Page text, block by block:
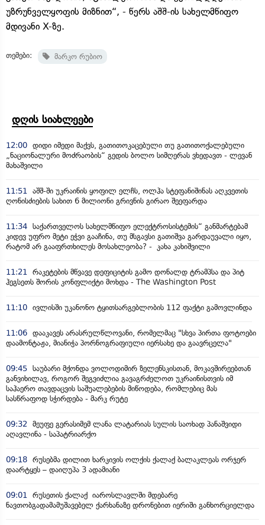
უზრუნველყოფის მიზნით“, - წერს აშშ-ის სახელმწიფო
მდივანი X-ზე.
თემები: მარკო რუბიო
დღის სიახლეები
12:00 დიდი იმედი მაქვს, გათითოკაცებული თუ გათითოქალებული
„ნაციონალური მოძრაობის“ გედის ბოლო სიმღერას ვხედავთ - ლევან
მახაშვილი
11:51
აშშ-ში უკრაინის ყოფილ ელჩს, ოლჰა სტეფანიშინას აღკვეთის
ღონისძიების სახით 6 მილიონი გრივნის გირაო შეეფარდა
11:34 საქართველოს სახელმწიფო ელექტროსისტემის“ განმარტებამ
კიდევ უფრო მეტი ეჭვი გააჩინა, თუ მსგავსი გათიშვა გარდაუვალი იყო,
რატომ არ გააფრთხილეს მოსახლეობა? - კახა კახიშვილი
11:21
რაკეტების მწვავე დეფიციტის გამო დონალდ ტრამპსა და პიტ
ჰეგსეთს შორის კონფლიქტი მოხდა - The Washington Post
11:10 ივლისში უკანონო ტყითსარგებლობის 112 ფაქტი გამოვლინდა
11:06 დააკავეს არასრულწლოვანი, რომელმაც "სხვა პირთა ფოტოები
დაამონტაჟა, მიანიჭა პორნოგრაფიული იერსახე და გაავრცელა"
09:45 საუბარი მქონდა ვოლოდიმირ ზელენსკისთან, მოკავშირეებთან
განვიხილავ, როგორ შეგვიძლია გავაგრძელოთ უკრაინისთვის იმ
საჰაერო თავდაცვის საშუალებების მიწოდება, რომლებიც მას
სასწრაფოდ სჭირდება - მარკ რუტე
09:32
მეუფე გერასიმემ ლანა ლატარიას სულის საოხად პანაშვიდი
აღავლინა - საპატრიარქო
09:18 რუსებმა დილით ხარკივის ოლქის ქალაქ ბალაკლეას ორჯერ
დაარტყეს – დაიღუპა 3 ადამიანი
09:01
რუსეთის ქალაქ იაროსლავლში მდებარე
ნავთობგადამამუშავებელ ქარხანაზე დრონებით იერიში განხორციელდა